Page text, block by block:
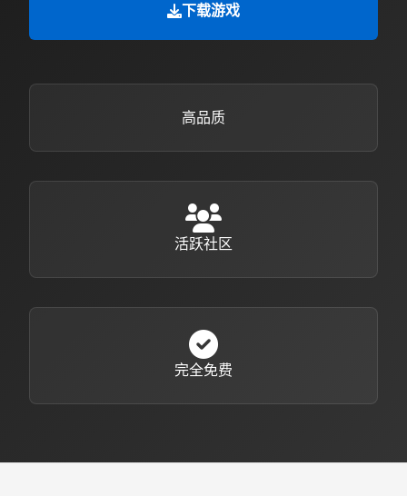
下载游戏
高品质
活跃社区
完全免费